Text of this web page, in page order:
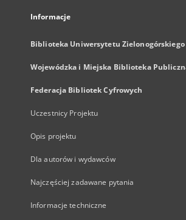
Informacje
Biblioteka Uniwersytetu Zielonogórskiego
Wojewódzka i Miejska Biblioteka
Federacja Bibliotek Cyfrowych
Uczestnicy Projektu
Opis projektu
Dla autorów i wydawców
Najczęściej zadawane pytania
Informacje techniczne